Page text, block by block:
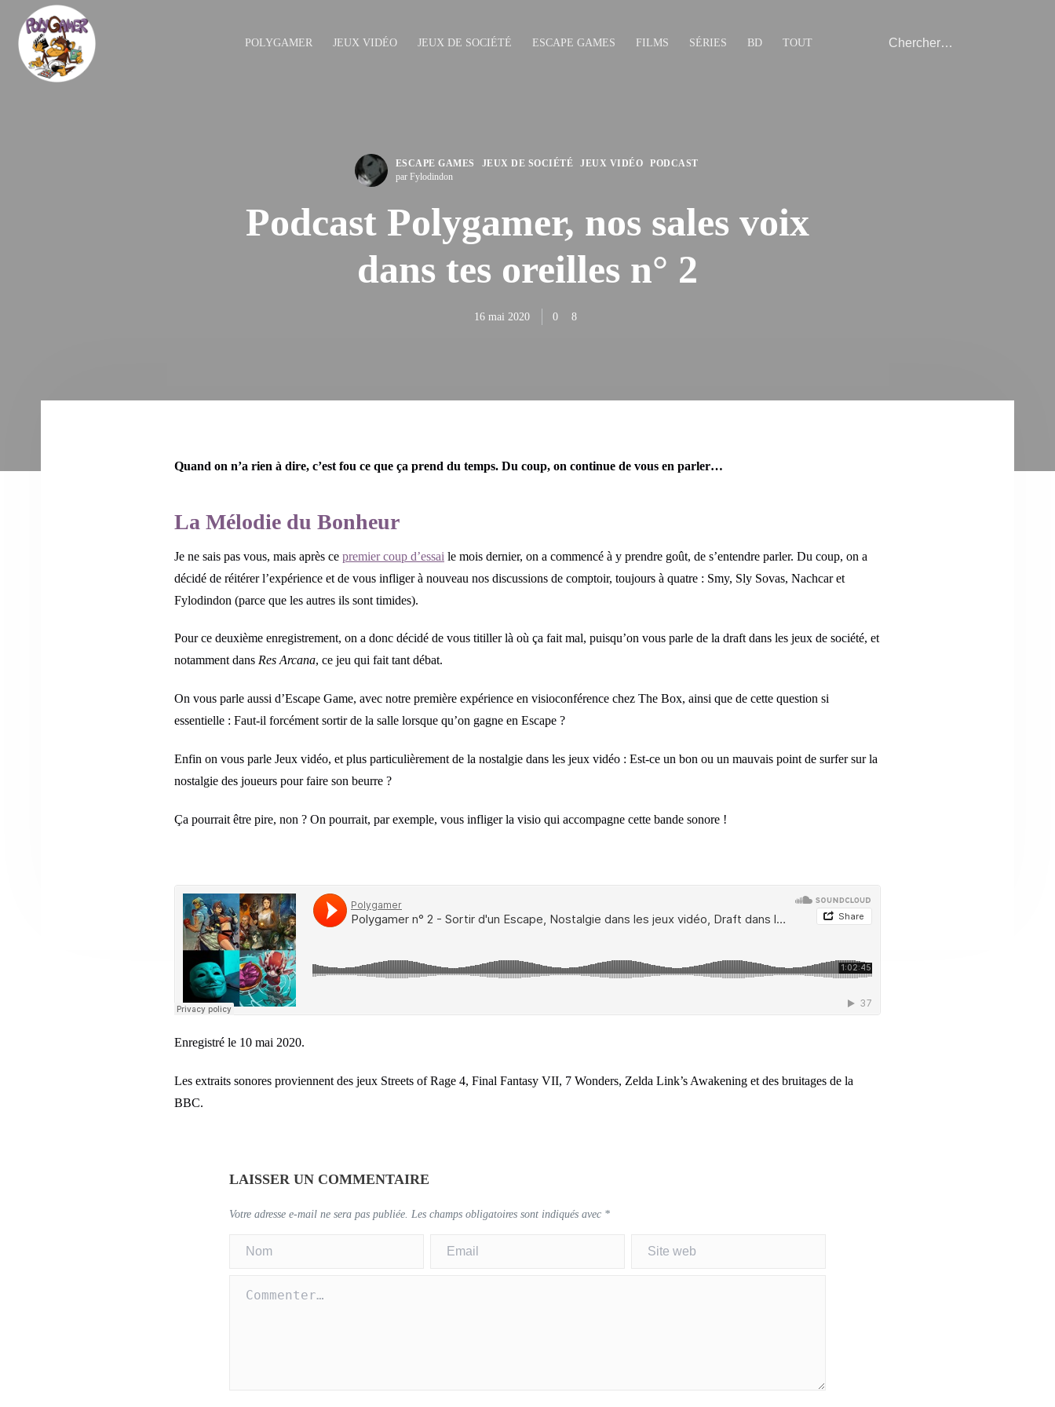
POLYGAMER JEUX VIDÉO JEUX DE SOCIÉTÉ ESCAPE GAMES FILMS SÉRIES BD TOUT
ESCAPE GAMES JEUX DE SOCIÉTÉ JEUX VIDÉO
PODCAST
par Fylodindon
Podcast Polygamer, nos sales voix
dans tes oreilles n° 2
16 mai 2020 0 8
Quand on n’a rien à dire, c’est fou ce que ça prend du temps. Du coup, on continue de vous en parler…
La Mélodie du Bonheur
Je ne sais pas vous, mais après ce premier coup d’essai le mois dernier, on a commencé à y prendre goût, de s’entendre parler. Du coup, on a
décidé de réitérer l’expérience et de vous infliger à nouveau nos discussions de comptoir, toujours à quatre : Smy, Sly Sovas, Nachcar et
Fylodindon (parce que les autres ils sont timides).
Pour ce deuxième enregistrement, on a donc décidé de vous titiller là où ça fait mal, puisqu’on vous parle de la draft dans les jeux de société, et
notamment dans Res Arcana, ce jeu qui fait tant débat.
On vous parle aussi d’Escape Game, avec notre première expérience en visioconférence chez The Box, ainsi que de cette question si
essentielle : Faut-il forcément sortir de la salle lorsque qu’on gagne en Escape ?
Enfin on vous parle Jeux vidéo, et plus particulièrement de la nostalgie dans les jeux vidéo : Est-ce un bon ou un mauvais point de surfer sur la
nostalgie des joueurs pour faire son beurre ?
Ça pourrait être pire, non ? On pourrait, par exemple, vous infliger la visio qui accompagne cette bande sonore !
Enregistré le 10 mai 2020.
Les extraits sonores proviennent des jeux Streets of Rage 4, Final Fantasy VII, 7 Wonders, Zelda Link’s Awakening et des bruitages de la
BBC.
LAISSER UN COMMENTAIRE
Votre adresse e-mail ne sera pas publiée. Les champs obligatoires sont indiqués avec *